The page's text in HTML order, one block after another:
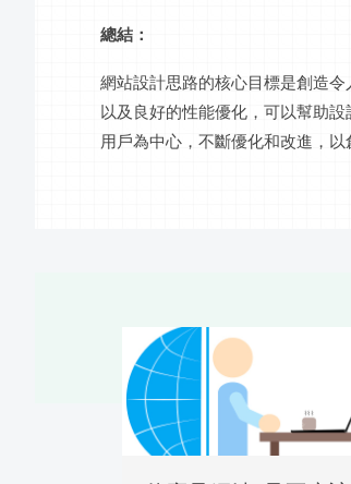
總結：
網站設計思路的核心目標是創造
以及良好的性能優化，可以幫助
用戶為中心，不斷優化和改進，以